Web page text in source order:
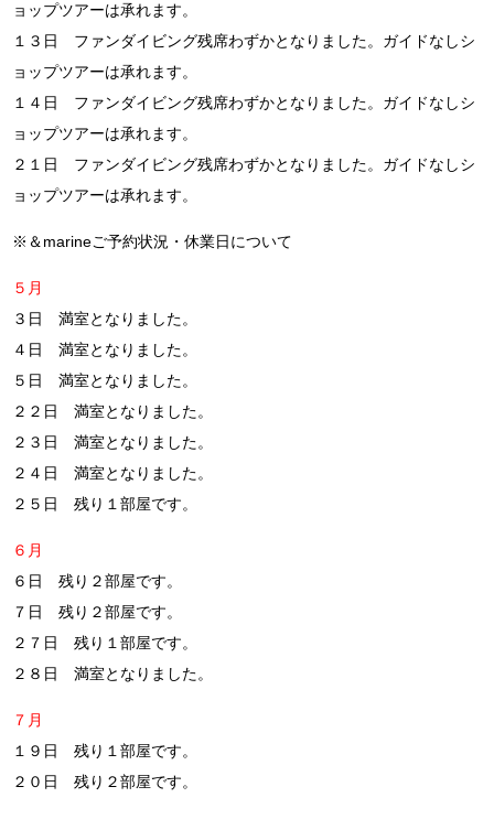
ョップツアーは承れます。
１３日 ファンダイビング残席わずかとなりました。ガイドなしシ
ョップツアーは承れます。
１４日 ファンダイビング残席わずかとなりました。ガイドなしシ
ョップツアーは承れます。
２１日 ファンダイビング残席わずかとなりました。ガイドなしシ
ョップツアーは承れます。
※＆marineご予約状況・休業日について
５月
３日 満室となりました。
４日 満室となりました。
５日 満室となりました。
２２日 満室となりました。
２３日 満室となりました。
２４日 満室となりました。
２５日 残り１部屋です。
６月
６日 残り２部屋です。
７日 残り２部屋です。
２７日 残り１部屋です。
２８日 満室となりました。
７月
１９日 残り１部屋です。
２０日 残り２部屋です。